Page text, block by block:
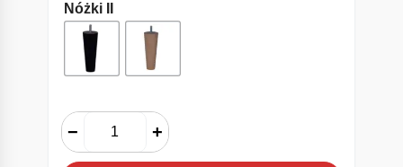
Nóżki II
− +